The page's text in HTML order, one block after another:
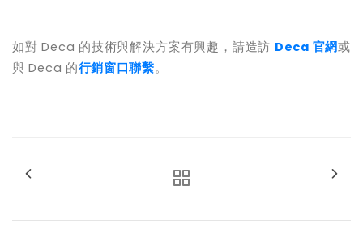
如對 Deca 的技術與解決方案有興趣，請造訪 Deca 官網或
與 Deca 的行銷窗口聯繫。